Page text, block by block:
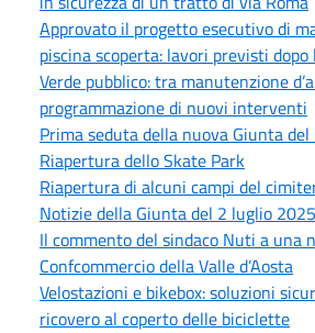
Approvato il progetto esecutivo di
piscina scoperta: lavori previsti
Verde pubblico: tra manutenzione
programmazione di nuovi interventi
Prima seduta della nuova Giunta
Riapertura dello Skate Park
Riapertura di alcuni campi del
Notizie della Giunta del 2 luglio 2025
Il commento del sindaco Nuti a una
Confcommercio della Valle d’Aosta
Velostazioni e bikebox: soluzioni
ricovero al coperto delle biciclette